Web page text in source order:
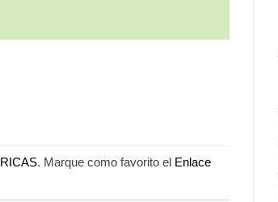
. Marque como favorito el Enlace